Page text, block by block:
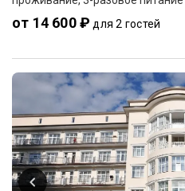
от 14 600 ₽ для 2 гостей